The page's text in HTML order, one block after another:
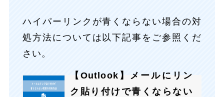
ハイパーリンクが青くならない場合の対
処方法については以下記事をご参照くだ
さい。
【Outlook】メールにリン
ク貼り付けで青くならない